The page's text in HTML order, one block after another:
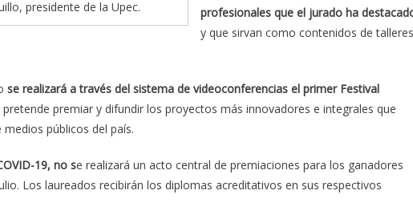
presidente de la Upec.
profesionales que el jurado ha
y que sirvan como contenidos de talleres
se realizará a través del sistema de videoconferencias el primer Festival
premiar y difundir los proyectos más innovadores e integrales que
públicos del país.
19, no se realizará un acto central de premiaciones para los ganadores
Los laureados recibirán los diplomas acreditativos en sus respectivos